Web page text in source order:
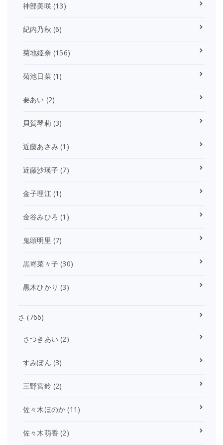
神部美咲(13)
紀内乃秋 (6)
菊地姫奈 (156)
菊池日菜(1)
要あい (2)
貝賀琴莉 (3)
近藤あさみ (1)
近藤沙瑛子 (7)
金子理江 (1)
金谷みひろ (1)
鬼頭明里 (7)
黒嵜菜々子 (30)
黒木ひかり (3)
さ (766)
さつきあい (2)
すみぽん (3)
三野宮鈴(2)
佐々木ほのか (11)
佐々木萌香 (2)